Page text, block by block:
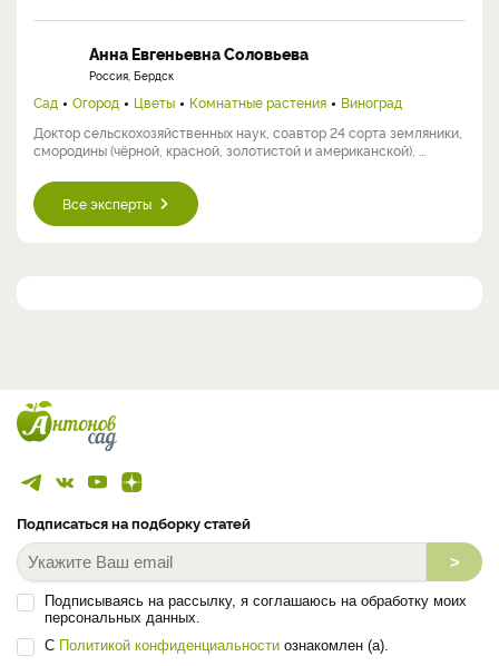
Анна Евгеньевна Соловьева
Россия, Бердск
Сад Огород Цветы Комнатные растения
Виноград
Доктор сельскохозяйственных наук, соавтор 24 сорта земляники,
смородины (чёрной, красной, золотистой и американской), ...
Все эксперты
Подписаться на подборку статей
>
Подписываясь на рассылку, я соглашаюсь на обработку моих
персональных данных.
С Политикой конфиденциальности ознакомлен (а).